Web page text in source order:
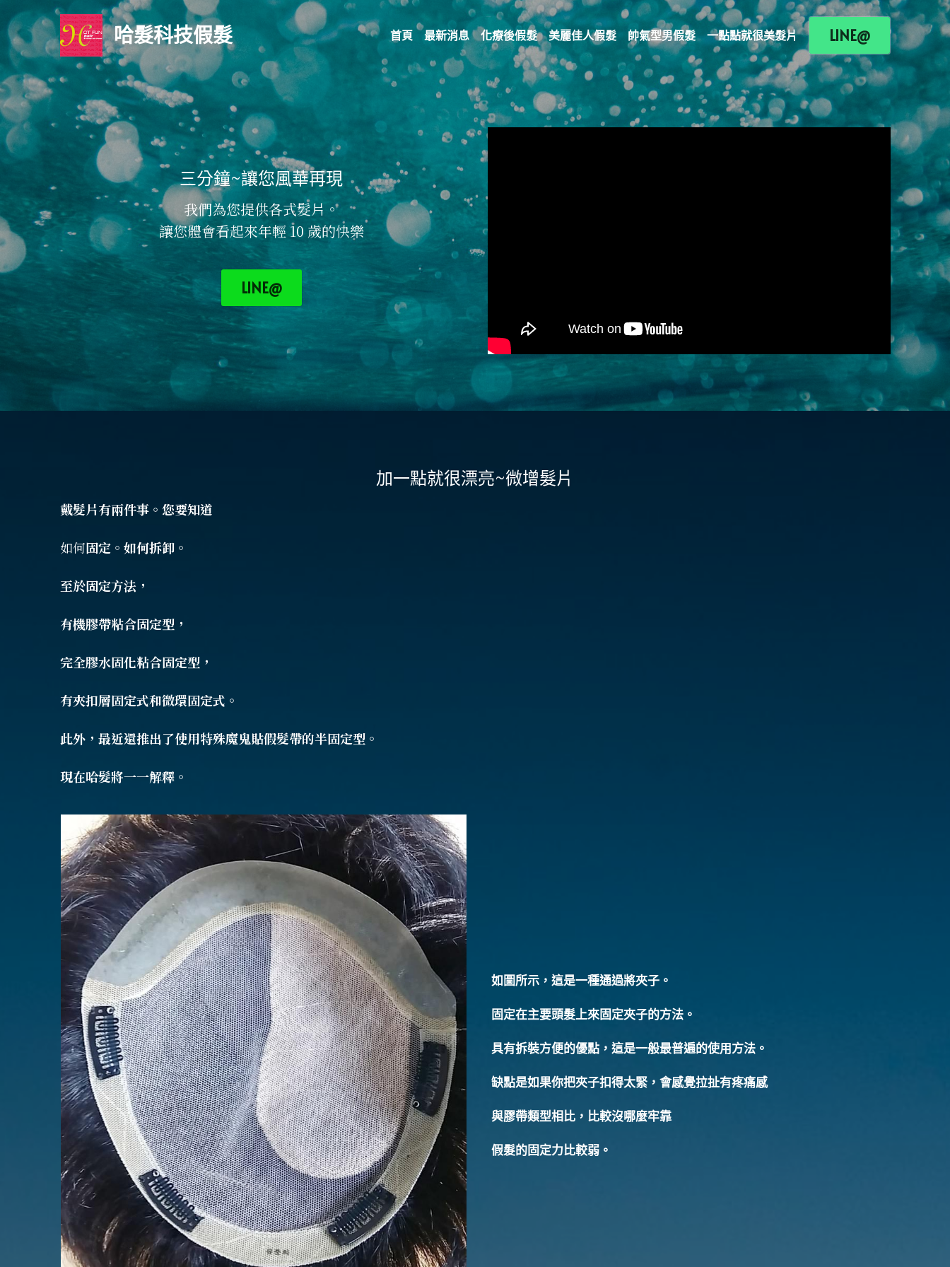
哈髮科技假髮 首頁 最新消息 化療後假髮 美麗佳人假髮 帥氣型男假髮 一點點就很美髮片 LINE@
三分鐘~讓您風華再現
我們為您提供各式髮片。
讓您體會看起來年輕 10 歲的快樂
LINE@
加一點就很漂亮~微增髮片
戴髮片有兩件事。您要知道
如何固定。如何拆卸。
至於固定方法，
有機膠帶粘合固定型，
完全膠水固化粘合固定型，
有夾扣層固定式和微環固定式。
此外，最近還推出了使用特殊魔鬼貼假髮帶的半固定型。
現在哈髮將一一解釋。
如圖所示， 這是一種通過將夾子。
固定在主要頭髮上來固定夾子的方法。
具有拆裝方便的優點，這是一般最普遍的使用方法。
缺點是如果你把夾子扣得太緊，會感覺拉扯有疼痛感
與膠帶類型相比，比較沒哪麼牢靠
假髮的固定力比較弱。